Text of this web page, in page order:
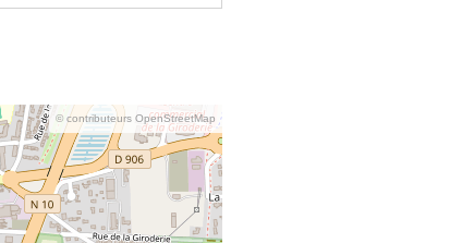
© contributeurs OpenStreetMap